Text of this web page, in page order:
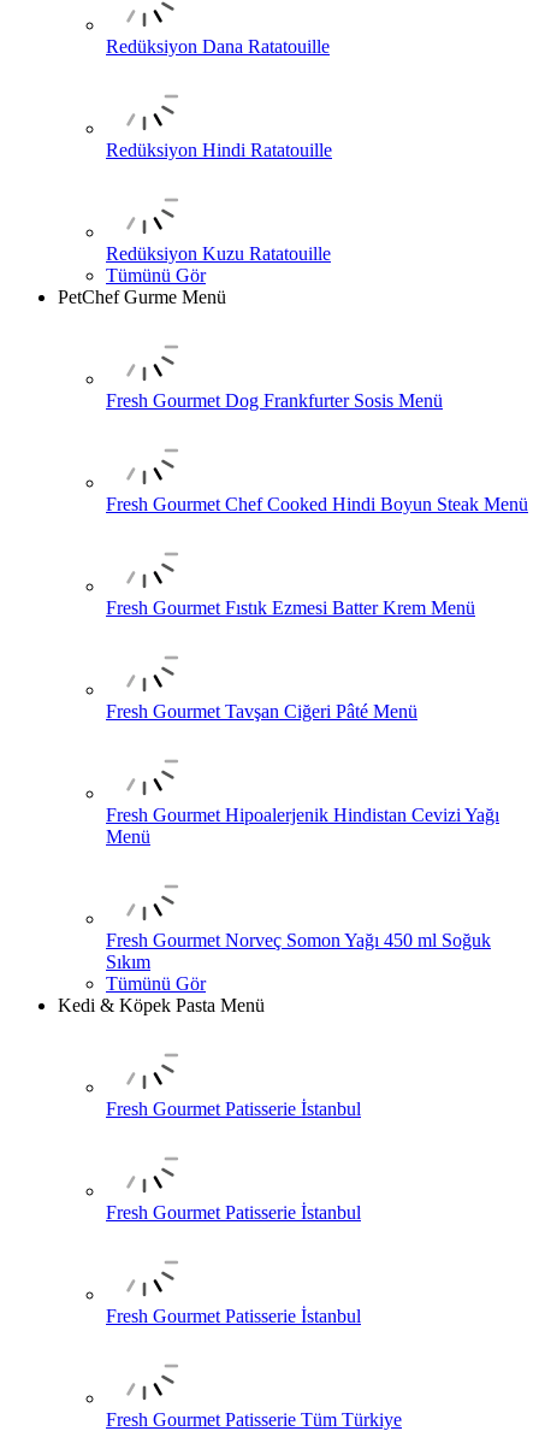
Redüksiyon Dana Ratatouille
Redüksiyon Hindi Ratatouille
Redüksiyon Kuzu Ratatouille
Tümünü Gör
PetChef Gurme Menü
Fresh Gourmet Dog Frankfurter Sosis Menü
Fresh Gourmet Chef Cooked Hindi Boyun Steak Menü
Fresh Gourmet Fıstık Ezmesi Batter Krem Menü
Fresh Gourmet Tavşan Ciğeri Pâté Menü
Fresh Gourmet Hipoalerjenik Hindistan Cevizi Yağı
Menü
Fresh Gourmet Norveç Somon Yağı 450 ml Soğuk
Sıkım
Tümünü Gör
Kedi & Köpek Pasta Menü
Fresh Gourmet Patisserie İstanbul
Fresh Gourmet Patisserie İstanbul
Fresh Gourmet Patisserie İstanbul
Fresh Gourmet Patisserie Tüm Türkiye